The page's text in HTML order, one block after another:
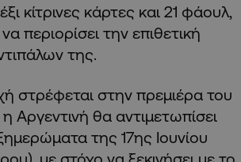
κίτρινες κάρτες και 21 φάουλ,
περιορίσει την επιθετική
της.
στρέφεται στην πρεμιέρα του
Αργεντινή θα αντιμετωπίσει
της 17ης Ιουνίου
με στόχο να ξεκινήσει με το